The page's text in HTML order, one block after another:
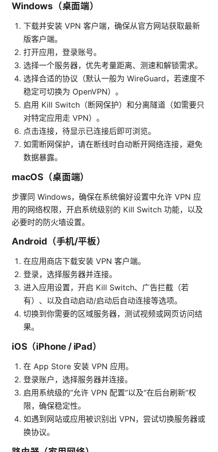
Windows（桌面端）
下载并安装 VPN 客户端，确保从官方网站获取最新
版客户端。
打开应用，登录账号。
选择一个服务器，优先考量距离、测速和解锁需求。
选择合适的协议（默认一般为 WireGuard，若速度不
稳定可切换为 OpenVPN）。
启用 Kill Switch（断网保护）和分离隧道（如需要只
对特定应用走 VPN）。
点击连接，待显示已连接后即可浏览。
如需断网保护，请在断线时自动断开网络连接，避免
数据暴露。
macOS（桌面端）
步骤同 Windows，确保在系统偏好设置中允许 VPN 应
用的网络权限，开启系统级别的 Kill Switch 功能，以及
必要时的防火墙设置。
Android（手机/平板）
在应用商店下载安装 VPN 客户端。
登录，选择服务器并连接。
进入应用设置，开启 Kill Switch、广告拦截（若
有）、以及自动启动/启动后自动连接等选项。
切换到你需要的区域服务器，测试视频或网页访问结
果。
iOS（iPhone / iPad）
在 App Store 安装 VPN 应用。
登录账户，选择服务器并连接。
启用系统级的“允许 VPN 配置”以及“在后台刷新”权
限，确保稳定性。
如遇到网站或应用被识别出 VPN，尝试切换服务器或
换协议。